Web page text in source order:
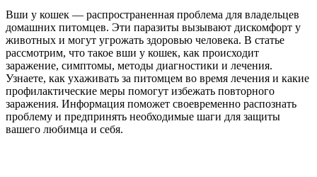
Вши у кошек — распространенная проблема для владельцев
домашних питомцев. Эти паразиты вызывают дискомфорт у
животных и могут угрожать здоровью человека. В статье
рассмотрим, что такое вши у кошек, как происходит
заражение, симптомы, методы диагностики и лечения.
Узнаете, как ухаживать за питомцем во время лечения и какие
профилактические меры помогут избежать повторного
заражения. Информация поможет своевременно распознать
проблему и предпринять необходимые шаги для защиты
вашего любимца и себя.